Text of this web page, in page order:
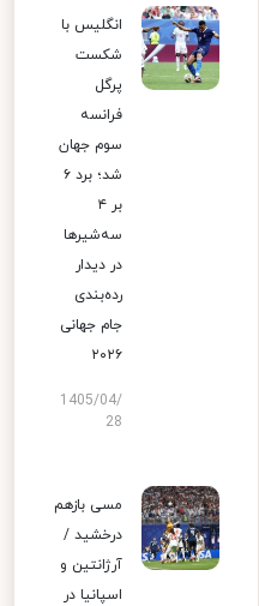
انگلیس با
شکست
پرگل
فرانسه
سوم جهان
شد؛ برد ۶
بر ۴
سه‌شیرها
در دیدار
رده‌بندی
جام جهانی
۲۰۲۶
1405/04/
28
مسی بازهم
درخشید /
آرژانتین و
اسپانیا در